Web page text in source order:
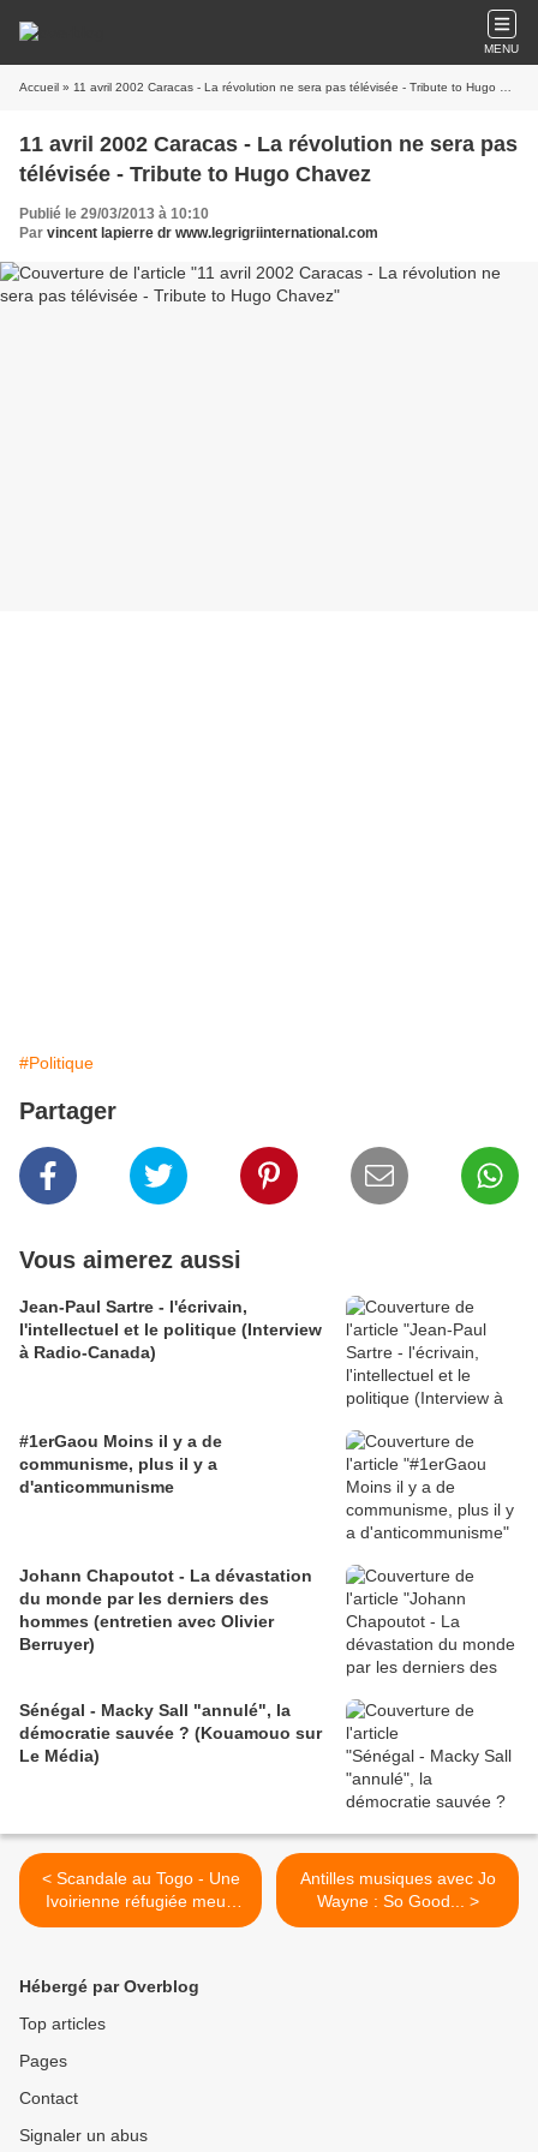
MENU
Accueil » 11 avril 2002 Caracas - La révolution ne sera pas télévisée - Tribute to Hugo Chavez
11 avril 2002 Caracas - La révolution ne sera pas
télévisée - Tribute to Hugo Chavez
Publié le 29/03/2013 à 10:10
Par vincent lapierre dr www.legrigriinternational.com
#Politique
Partager
Vous aimerez aussi
Jean-Paul Sartre - l'écrivain,
l'intellectuel et le politique (Interview
à Radio-Canada)
#1erGaou Moins il y a de
communisme, plus il y a
d'anticommunisme
Johann Chapoutot - La dévastation
du monde par les derniers des
hommes (entretien avec Olivier
Berruyer)
Sénégal - Macky Sall "annulé", la
démocratie sauvée ? (Kouamouo sur
Le Média)
< Scandale au Togo - Une
Ivoirienne réfugiée meurt
suite à non-assistance de
Antilles musiques avec Jo
Wayne : So Good... >
Hébergé par Overblog
Top articles
Pages
Contact
Signaler un abus